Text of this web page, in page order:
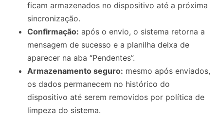
ficam armazenados no dispositivo até a próxima
sincronização.
Confirmação: após o envio, o sistema retorna a
mensagem de sucesso e a planilha deixa de
aparecer na aba “Pendentes”.
Armazenamento seguro: mesmo após enviados,
os dados permanecem no histórico do
dispositivo até serem removidos por política de
limpeza do sistema.